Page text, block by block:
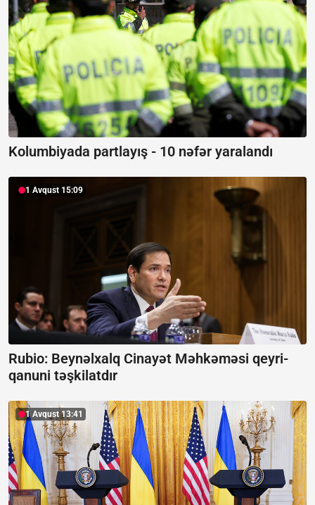
Kolumbiyada partlayış - 10 nəfər yaralandı
1 Avqust 15:09
Rubio: Beynəlxalq Cinayət Məhkəməsi qeyri-
qanuni təşkilatdır
1 Avqust 13:41